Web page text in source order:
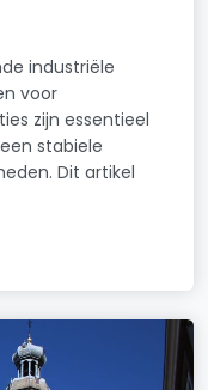
industriële
voor
zijn essentieel
stabiele
Dit artikel